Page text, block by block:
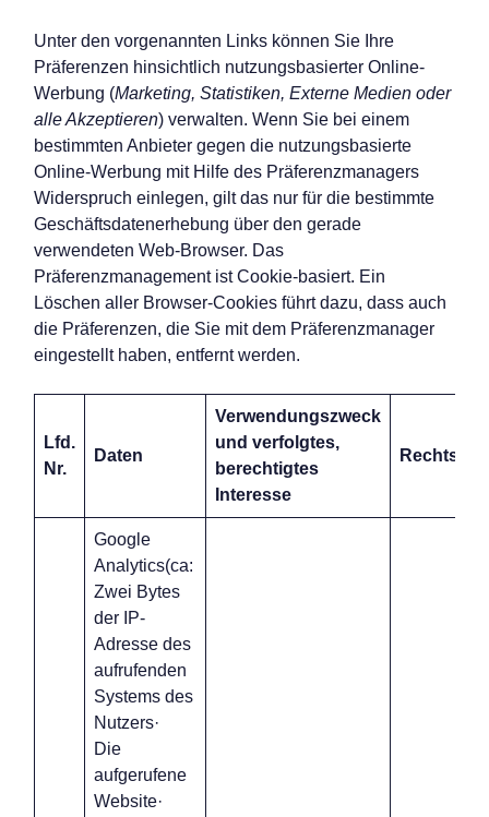
Unter den vorgenannten Links können Sie Ihre
Präferenzen hinsichtlich nutzungsbasierter Online-
Werbung (Marketing, Statistiken, Externe Medien oder
alle Akzeptieren) verwalten. Wenn Sie bei einem
bestimmten Anbieter gegen die nutzungsbasierte
Online-Werbung mit Hilfe des Präferenzmanagers
Widerspruch einlegen, gilt das nur für die bestimmte
Geschäftsdatenerhebung über den gerade
verwendeten Web-Browser. Das
Präferenzmanagement ist Cookie-basiert. Ein
Löschen aller Browser-Cookies führt dazu, dass auch
die Präferenzen, die Sie mit dem Präferenzmanager
eingestellt haben, entfernt werden.
Lfd.
Nr.
Daten
Verwendungszweck
und verfolgtes,
berechtigtes
Interesse
Google
Analytics(ca:
Zwei Bytes
der IP-
Adresse des
aufrufenden
Systems des
Nutzers·
Die
aufgerufene
Website·